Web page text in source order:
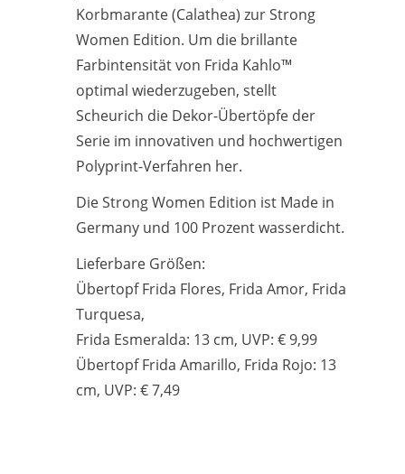
Korbmarante (Calathea) zur Strong
Women Edition. Um die brillante
Farbintensität von Frida Kahlo™
optimal wiederzugeben, stellt
Scheurich die Dekor-Übertöpfe der
Serie im innovativen und hochwertigen
Polyprint-Verfahren her.
Die Strong Women Edition ist Made in
Germany und 100 Prozent wasserdicht.
Lieferbare Größen:
Übertopf Frida Flores, Frida Amor, Frida
Turquesa,
Frida Esmeralda: 13 cm, UVP: € 9,99
Übertopf Frida Amarillo, Frida Rojo: 13
cm, UVP: € 7,49